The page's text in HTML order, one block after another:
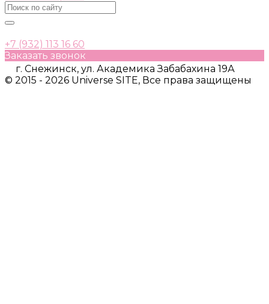
+7 (932) 113 16 60
Заказать звонок
г. Снежинск, ул. Академика Забабахина 19А
© 2015 - 2026 Universe SITE, Все права защищены